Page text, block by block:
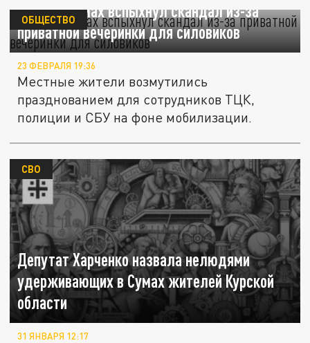
ТАСС: В Сумах вспыхнул скандал из-за
приватной вечеринки для силовиков
ОБЩЕСТВО
23 ФЕВРАЛЯ 19:36
Местные жители возмутились
празднованием для сотрудников ТЦК,
полиции и СБУ на фоне мобилизации.
Депутат Харченко назвала нелюдями
удерживающих в Сумах жителей Курской
области
СВО
31 ЯНВАРЯ 12:17